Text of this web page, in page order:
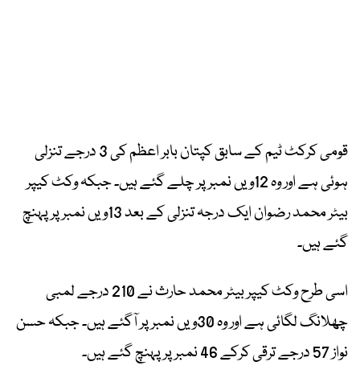
قومی کرکٹ ٹیم کے سابق کپتان بابر اعظم کی 3 درجے تنزلی
ہوئی ہے اور وہ 12ویں نمبر پر چلے گئے ہیں۔ جبکہ وکٹ کیپر
بیٹر محمد رضوان ایک درجہ تنزلی کے بعد 13ویں نمبر پر پہنچ
گئے ہیں۔
اسی طرح وکٹ کیپر بیٹر محمد حارث نے 210 درجے لمبی
چھلانگ لگائی ہے اور وہ 30ویں نمبر پر آگئے ہیں۔ جبکہ حسن
نواز 57 درجے ترقی کرکے 46 نمبر پر پہنچ گئے ہیں۔